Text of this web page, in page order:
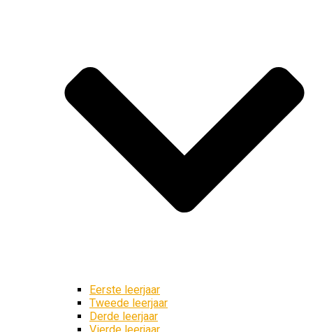
Eerste leerjaar
Tweede leerjaar
Derde leerjaar